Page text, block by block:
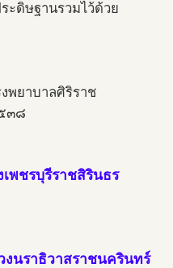
ะดิษฐานรวมไว้ด้วย
พยาบาลศิริราช
๓๘
พชรบุรีราชสิรินธร
งนราธิวาสราชนครินทร์